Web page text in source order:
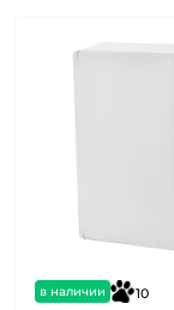
в наличии 10